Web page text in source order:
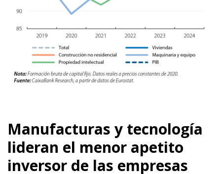
Manufacturas y tecnología
lideran el menor apetito
inversor de las empresas